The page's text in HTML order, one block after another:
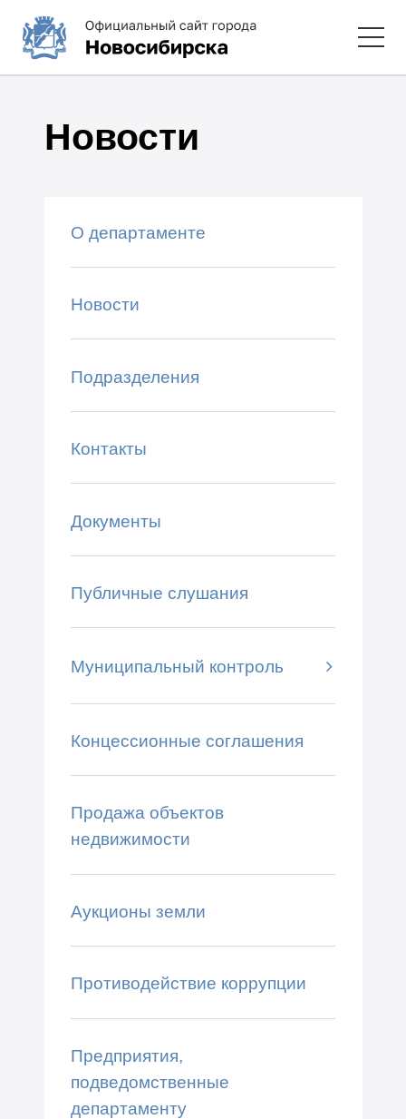
Новости
О департаменте
Новости
Подразделения
Контакты
Документы
Публичные слушания
Муниципальный контроль
Концессионные соглашения
Продажа объектов
недвижимости
Аукционы земли
Противодействие коррупции
Предприятия,
подведомственные
департаменту